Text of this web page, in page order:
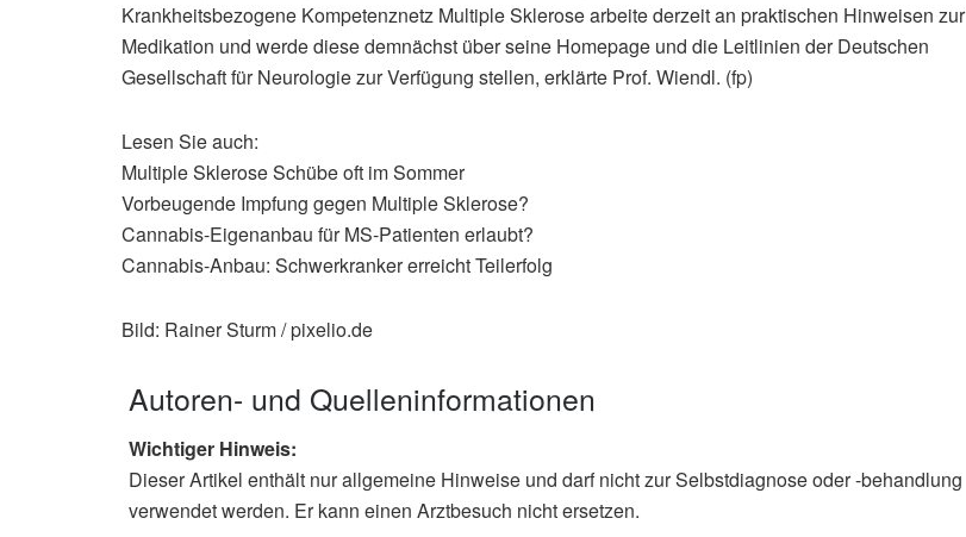
Krankheitsbezogene Kompetenznetz Multiple Sklerose arbeite derzeit an praktischen Hinweisen zur
Medikation und werde diese demnächst über seine Homepage und die Leitlinien der Deutschen
Gesellschaft für Neurologie zur Verfügung stellen, erklärte Prof. Wiendl. (fp)
Lesen Sie auch:
Multiple Sklerose Schübe oft im Sommer
Vorbeugende Impfung gegen Multiple Sklerose?
Cannabis-Eigenanbau für MS-Patienten erlaubt?
Cannabis-Anbau: Schwerkranker erreicht Teilerfolg
Bild: Rainer Sturm / pixelio.de
Autoren- und Quelleninformationen
Wichtiger Hinweis:
Dieser Artikel enthält nur allgemeine Hinweise und darf nicht zur Selbstdiagnose oder -behandlung
verwendet werden. Er kann einen Arztbesuch nicht ersetzen.